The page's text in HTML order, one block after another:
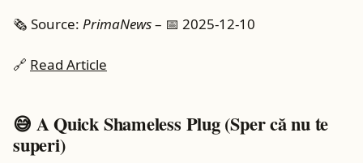
🗞️ Source: PrimaNews– 📅 2025-12-10
🔗 Read Article
😅 A Quick Shameless Plug (Sper că nu te
superi)